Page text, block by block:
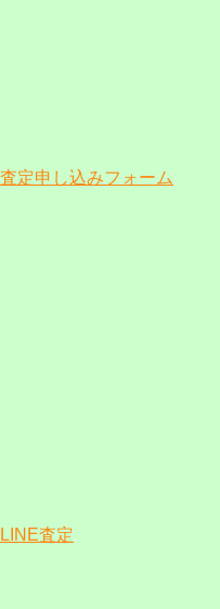
査定申し込みフォーム
LINE査定